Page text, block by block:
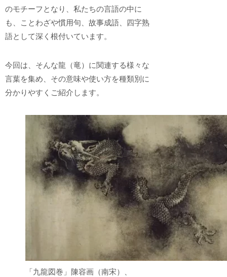
のモチーフとなり、私たちの言語の中に
も、ことわざや慣用句、故事成語、四字熟
語として深く根付いています。
今回は、そんな龍（竜）に関連する様々な
言葉を集め、その意味や使い方を種類別に
分かりやすくご紹介します。
「九龍図巻」陳容画（南宋）、